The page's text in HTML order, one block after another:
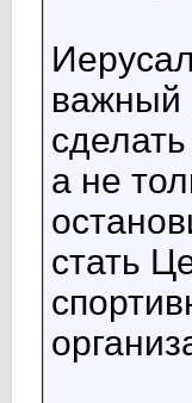
важный
а не
стать